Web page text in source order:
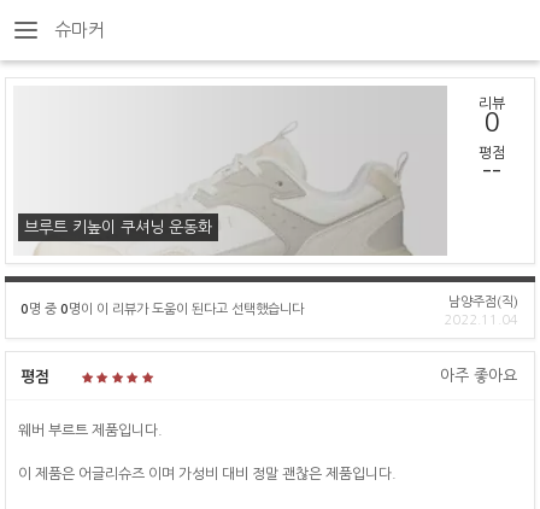
슈마커
브루트 키높이 쿠셔닝 운동화
리뷰
0
평점
--
0명 중 0명이 이 리뷰가 도움이 된다고 선택했습니다
남양주점(직)
2022.11.04
평점 아주 좋아요
웨버 부르트 제품입니다.
이 제품은 어글리슈즈 이며 가성비 대비 정말 괜찮은 제품입니다.